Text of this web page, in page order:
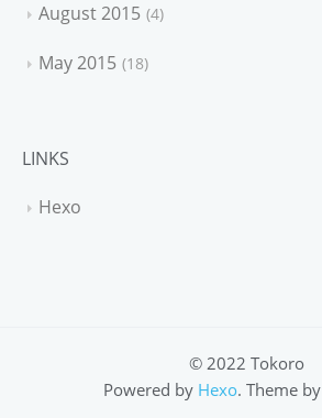
August 2015 4
May 2015 18
LINKS
Hexo
© 2022 Tokoro
Powered by Hexo. Theme by